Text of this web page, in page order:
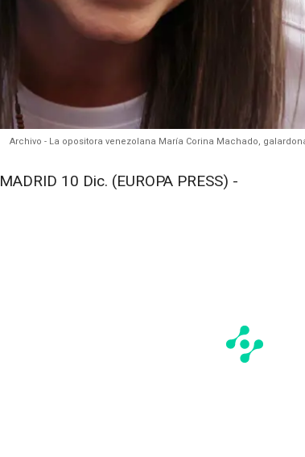
Archivo - La opositora venezolana María Corina Machado,
MADRID 10 Dic. (EUROPA PRESS) -